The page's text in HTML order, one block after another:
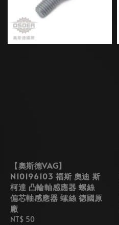
【奧斯德VAG】
N10196103 福斯 奧迪 斯
柯達 凸輪軸感應器 螺絲
偏芯軸感應器 螺絲 德國原
廠
Regular
NT$ 50